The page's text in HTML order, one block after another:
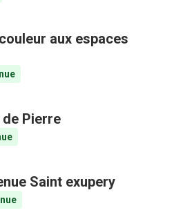
aux espaces
Pierre
Saint exupery